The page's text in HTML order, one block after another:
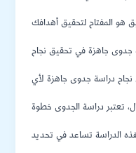
هو المفتاح لتحقيق أهدافك
جدوى جاهزة في تحقيق نجاح
دراسة جدوى جاهزة لأي
تعتبر دراسة الجدوى خطوة
الدراسة تساعد في تحديد